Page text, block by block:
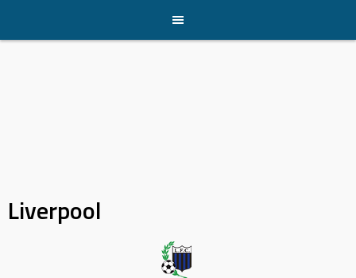
content
Liverpool